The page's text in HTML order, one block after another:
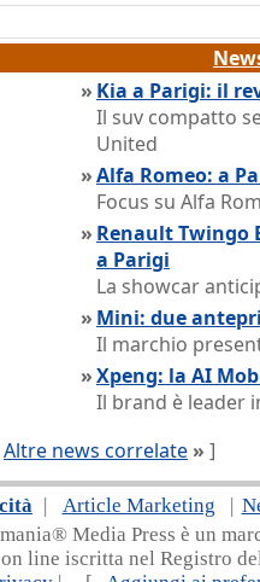
» Kia a Parigi: il
Il suv compatto
United
»Alfa Romeo: a
Focus su Alfa
» Renault Twingo
a Parigi
La showcar
» Mini: due
Il marchio
»Xpeng: la AI
Il brand è leader
Altre news correlate » ]
| Article Marketing |
Media Press è un
line iscritta nel Registro